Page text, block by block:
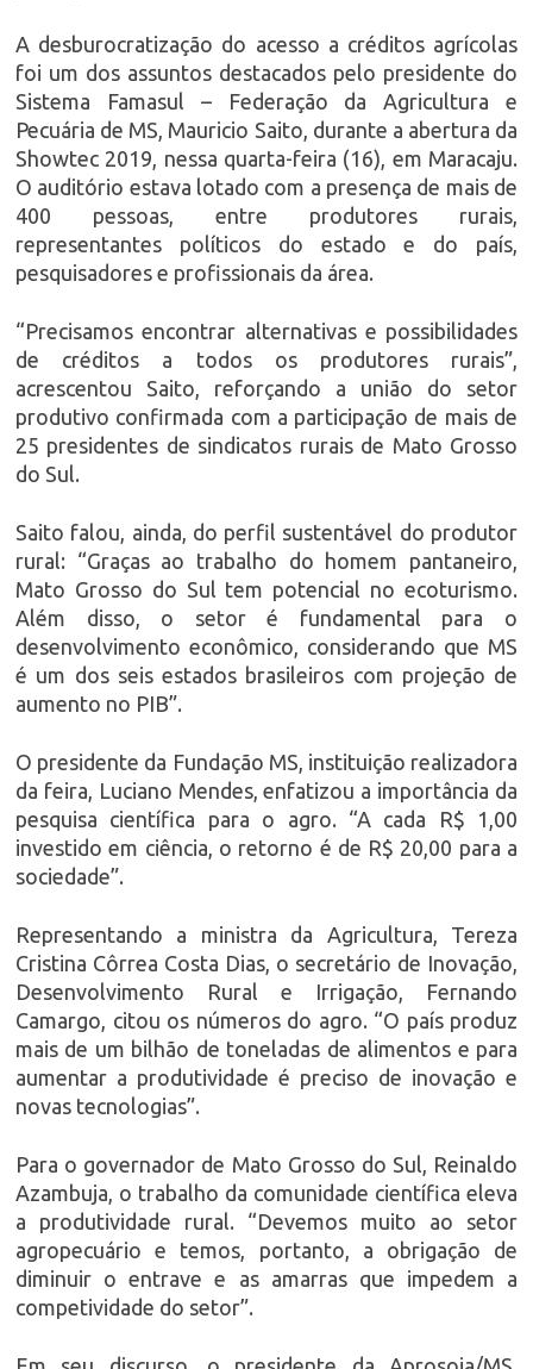
A desburocratização do acesso a créditos agrícolas
foi um dos assuntos destacados pelo presidente do
Sistema Famasul – Federação da Agricultura e
Pecuária de MS, Mauricio Saito, durante a abertura da
Showtec 2019, nessa quarta-feira (16), em Maracaju.
O auditório estava lotado com a presença de mais de
400 pessoas, entre produtores rurais,
representantes políticos do estado e do país,
pesquisadores e profissionais da área.
“Precisamos encontrar alternativas e possibilidades
de créditos a todos os produtores rurais”,
acrescentou Saito, reforçando a união do setor
produtivo confirmada com a participação de mais de
25 presidentes de sindicatos rurais de Mato Grosso
do Sul.
Saito falou, ainda, do perfil sustentável do produtor
rural: “Graças ao trabalho do homem pantaneiro,
Mato Grosso do Sul tem potencial no ecoturismo.
Além disso, o setor é fundamental para o
desenvolvimento econômico, considerando que MS
é um dos seis estados brasileiros com projeção de
aumento no PIB”.
O presidente da Fundação MS, instituição realizadora
da feira, Luciano Mendes, enfatizou a importância da
pesquisa científica para o agro. “A cada R$ 1,00
investido em ciência, o retorno é de R$ 20,00 para a
sociedade”.
Representando a ministra da Agricultura, Tereza
Cristina Côrrea Costa Dias, o secretário de Inovação,
Desenvolvimento Rural e Irrigação, Fernando
Camargo, citou os números do agro. “O país produz
mais de um bilhão de toneladas de alimentos e para
aumentar a produtividade é preciso de inovação e
novas tecnologias”.
Para o governador de Mato Grosso do Sul, Reinaldo
Azambuja, o trabalho da comunidade científica eleva
a produtividade rural. “Devemos muito ao setor
agropecuário e temos, portanto, a obrigação de
diminuir o entrave e as amarras que impedem a
competividade do setor”.